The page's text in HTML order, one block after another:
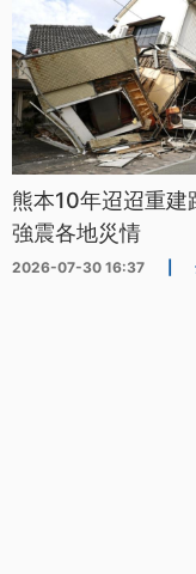
熊本10年迢迢重建
強震各地災情
2026-07-30 16:37